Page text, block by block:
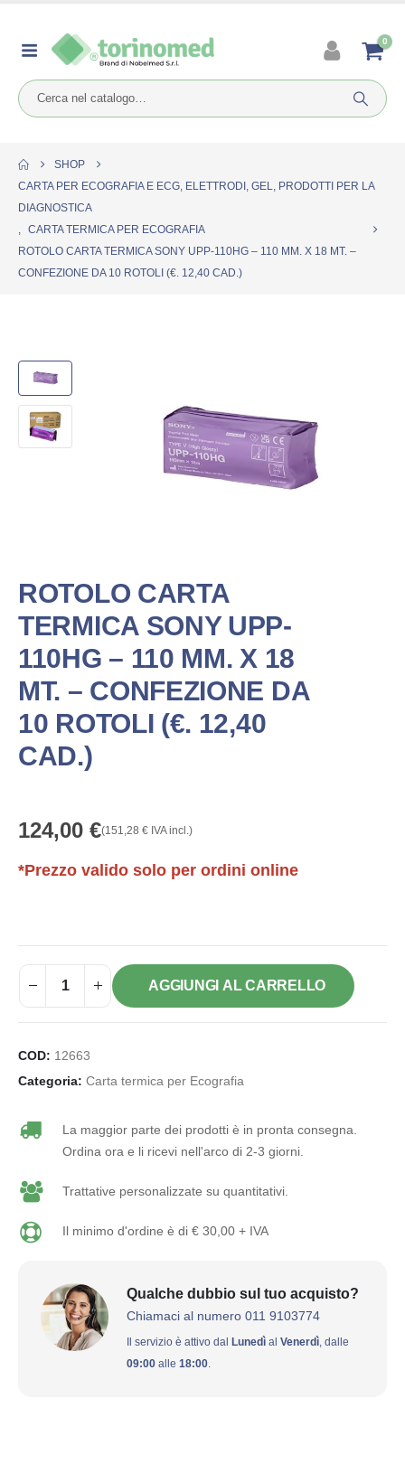
0
SHOP
CARTA PER ECOGRAFIA E ECG, ELETTRODI, GEL, PRODOTTI PER LA
DIAGNOSTICA
, CARTA TERMICA PER ECOGRAFIA
ROTOLO CARTA TERMICA SONY UPP-110HG – 110 MM. X 18 MT. –
CONFEZIONE DA 10 ROTOLI (€. 12,40 CAD.)
ROTOLO CARTA
TERMICA SONY UPP-
110HG – 110 MM. X 18
MT. – CONFEZIONE DA
10 ROTOLI (€. 12,40
CAD.)
124,00 €(151,28 € IVA incl.)
*Prezzo valido solo per ordini online
AGGIUNGI AL CARRELLO
COD: 12663
Categoria: Carta termica per Ecografia
La maggior parte dei prodotti è in pronta consegna.
Ordina ora e li ricevi nell'arco di 2-3 giorni.
Trattative personalizzate su quantitativi.
Il minimo d'ordine è di € 30,00 + IVA
Qualche dubbio sul tuo acquisto?
Chiamaci al numero 011 9103774
Il servizio è attivo dal Lunedì al Venerdì, dalle
09:00 alle 18:00.